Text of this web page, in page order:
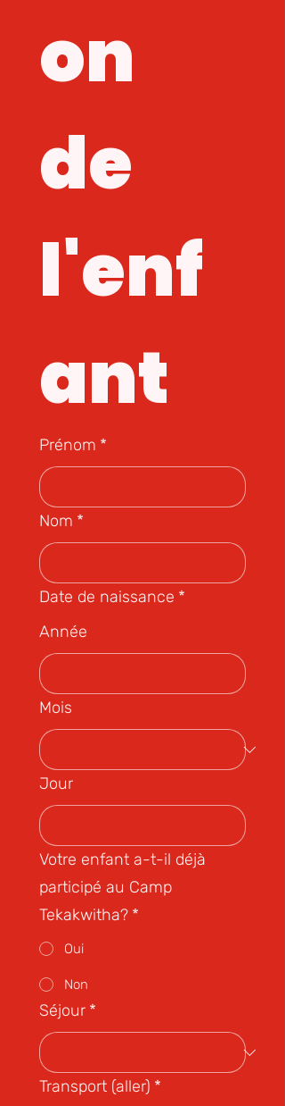
on
de
l'enf
ant
Prénom *
Nom *
Date de naissance *
Année
Mois
Jour
Votre enfant a-t-il déjà
participé au Camp
Tekakwitha? *
Oui
Non
Séjour *
Transport (aller) *